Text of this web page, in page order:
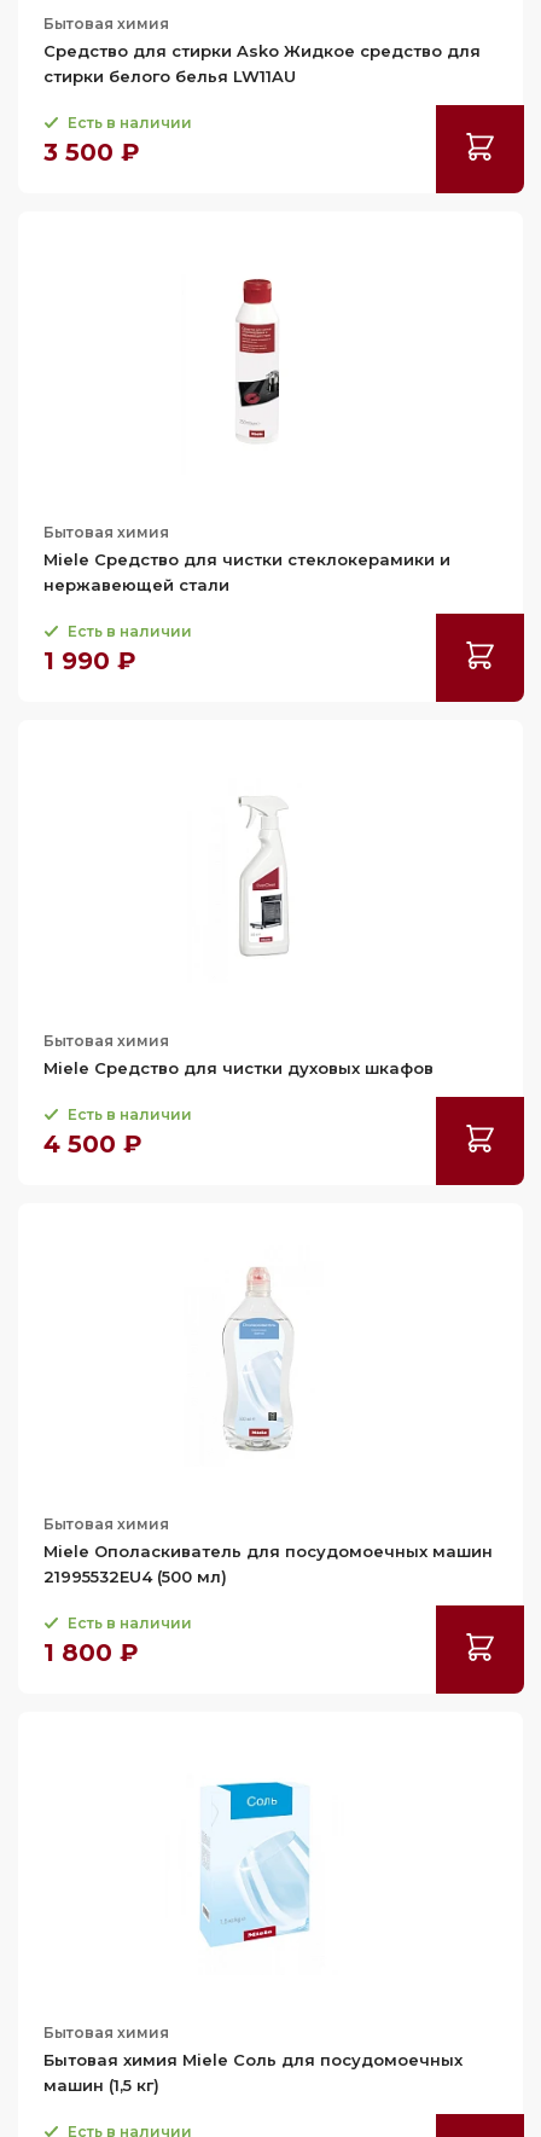
Бытовая химия
Средство для стирки Asko Жидкое средство для
стирки белого белья LW11AU
Есть в наличии
3 500 ₽
Бытовая химия
Miele Средство для чистки стеклокерамики и
нержавеющей стали
Есть в наличии
1 990 ₽
Бытовая химия
Miele Средство для чистки духовых шкафов
Есть в наличии
4 500 ₽
Бытовая химия
Miele Ополаскиватель для посудомоечных машин
21995532EU4 (500 мл)
Есть в наличии
1 800 ₽
Бытовая химия
Бытовая химия Miele Соль для посудомоечных
машин (1,5 кг)
Есть в наличии